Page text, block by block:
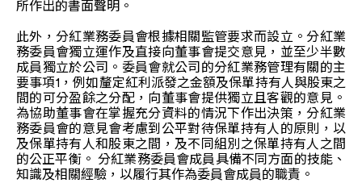
所作出的書面聲明。
此外，分紅業務委員會根據相關監管要求而設立。分紅業
務委員會獨立運作及直接向董事會提交意見，並至少半數
成員獨立於公司。委員會就公司的分紅業務管理有關的主
要事項1，例如釐定紅利派發之金額及保單持有人與股東之
間的可分盈餘之分配，向董事會提供獨立且客觀的意見。
為協助董事會在掌握充分資料的情況下作出決策，分紅業
務委員會的意見會考慮到公平對待保單持有人的原則，以
及保單持有人和股東之間，及不同組別之保單持有人之間
的公正平衡。 分紅業務委員會成員具備不同方面的技能、
知識及相關經驗，以履行其作為委員會成員的職責。